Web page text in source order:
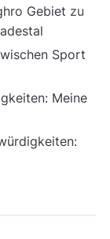
Gebiet zu
Sport
Meine